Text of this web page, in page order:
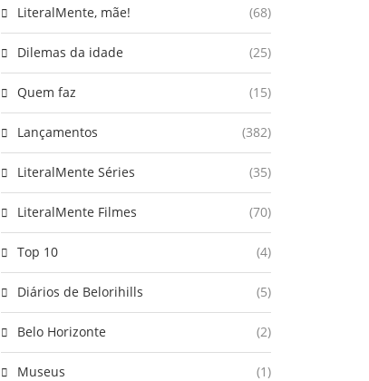
LiteralMente, mãe! (68)
Dilemas da idade (25)
Quem faz (15)
Lançamentos (382)
LiteralMente Séries (35)
LiteralMente Filmes (70)
Top 10 (4)
Diários de Belorihills (5)
Belo Horizonte (2)
Museus (1)